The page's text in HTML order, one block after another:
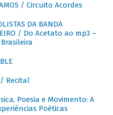
/ Circuito Acordes
DA BANDA
/ Do Acetato ao mp3 –
/ Recital
Poesia e Movimento: A
Poéticas